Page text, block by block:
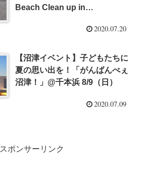
Beach Clean up in
2020.07.20
【沼津イベント】子どもたちに
夏の思い出を！「がんばんべぇ
沼津！」@千本浜 8/9（日）
2020.07.09
スポンサーリンク